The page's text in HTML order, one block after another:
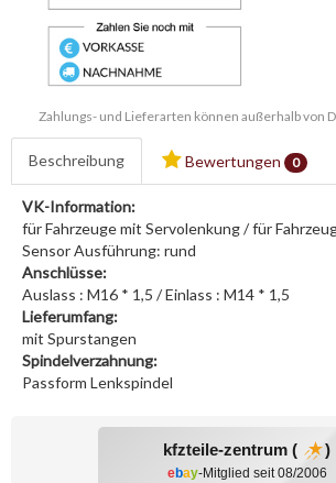
Zahlungs- und Lieferarten können außerhalb von
Beschreibung Bewertungen 0
VK-Information:
für Fahrzeuge mit Servolenkung / für
Sensor Ausführung: rund
Anschlüsse:
Auslass : M16 * 1,5 / Einlass : M14 * 1,5
Lieferumfang:
mit Spurstangen
Spindelverzahnung:
Passform Lenkspindel
kfzteile-zentrum ( )
ebay-Mitglied seit 08/2006